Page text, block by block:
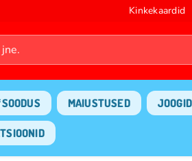
Kinkekaardid
MAIUSTUSED JOOGID